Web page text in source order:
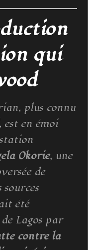
qui
plus connu
est en émoi
Okorie, une
de
été
Lagos par
contre la